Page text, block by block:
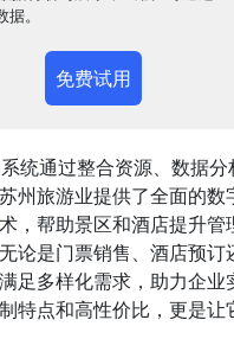
。
免费试用
统通过整合资源、数据
州旅游业提供了全面的数
，帮助景区和酒店提升管
论是门票销售、酒店预订
足多样化需求，助力企业
特点和高性价比，更是让